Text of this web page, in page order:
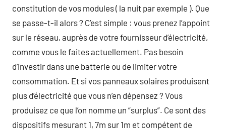
constitution de vos modules ( la nuit par exemple ). Que
se passe-t-il alors ? C’est simple : vous prenez l’appoint
sur le réseau, auprès de votre fournisseur d’électricité,
comme vous le faites actuellement. Pas besoin
d’investir dans une batterie ou de limiter votre
consommation. Et si vos panneaux solaires produisent
plus d’électricité que vous n’en dépensez ? Vous
produisez ce que l’on nomme un “surplus”. Ce sont des
dispositifs mesurant 1, 7m sur 1m et compétent de